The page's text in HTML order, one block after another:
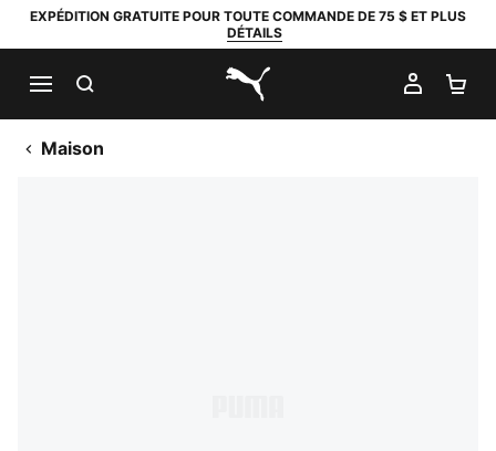
EXPÉDITION GRATUITE POUR TOUTE COMMANDE DE 75 $ ET PLUS
DÉTAILS
PUMA.com
MON
Maison